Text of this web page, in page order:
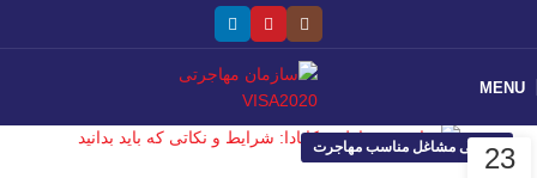
MENU
23معرفی مشاغل مناسب مهاجرت